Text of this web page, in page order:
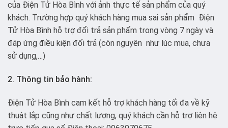
của Điện Tử Hòa Bình với ảnh thực tế sản phẩm của quý
khách. Trường hợp quý khách hàng mua sai sản phẩm Điện
Tử Hòa Bình hỗ trợ đổi trả sản phẩm trong vòng 7 ngày và
đáp ứng điều kiện đổi trả (còn nguyên như lúc mua, chưa
sử dụng,…)
2. Thông tin bảo hành:
Điện Tử Hòa Bình cam kết hỗ trợ khách hàng tối đa về kỹ
thuật lắp cũng như chất lượng, quý khách cần hỗ trợ liên hệ